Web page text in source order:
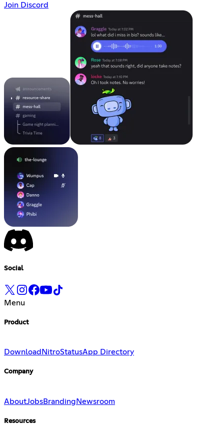
Join Discord
Social
Menu
Product
Download NitroStatusApp Directory
Company
AboutJobsBranding Newsroom
Resources